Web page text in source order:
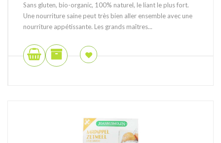
Sans gluten, bio-organic, 100% naturel, le liant le plus fort.
Une nourriture saine peut très bien aller ensemble avec une
nourriture appétissante. Les grands maîtres...